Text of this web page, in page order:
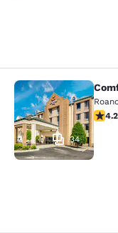
Comfort
34
4.2